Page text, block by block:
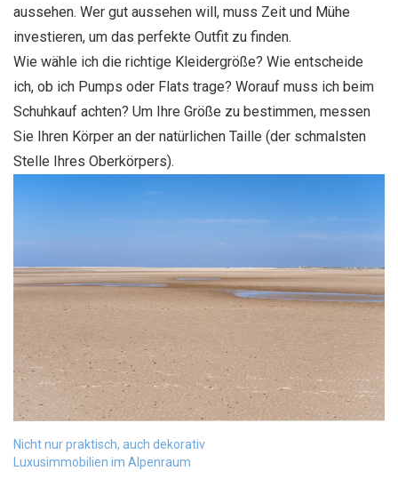
aussehen. Wer gut aussehen will, muss Zeit und Mühe
investieren, um das perfekte Outfit zu finden.
Wie wähle ich die richtige Kleidergröße? Wie entscheide
ich, ob ich Pumps oder Flats trage? Worauf muss ich beim
Schuhkauf achten? Um Ihre Größe zu bestimmen, messen
Sie Ihren Körper an der natürlichen Taille (der schmalsten
Stelle Ihres Oberkörpers).
Beitragsnavigation
Nicht nur praktisch, auch dekorativ
Luxusimmobilien im Alpenraum